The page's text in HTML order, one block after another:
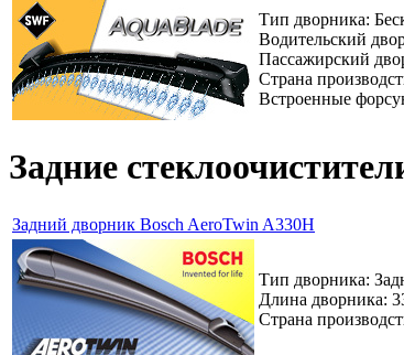
Тип дворника:
Водительский
Пассажирский
Страна
Встроенные
Задние
Задний дворник Bosch AeroTwin A330H
Тип дворника:
Длина дворника:
Страна